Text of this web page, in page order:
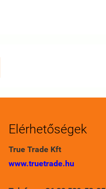
Elérhetőségek
True Trade Kft
www.truetrade.hu